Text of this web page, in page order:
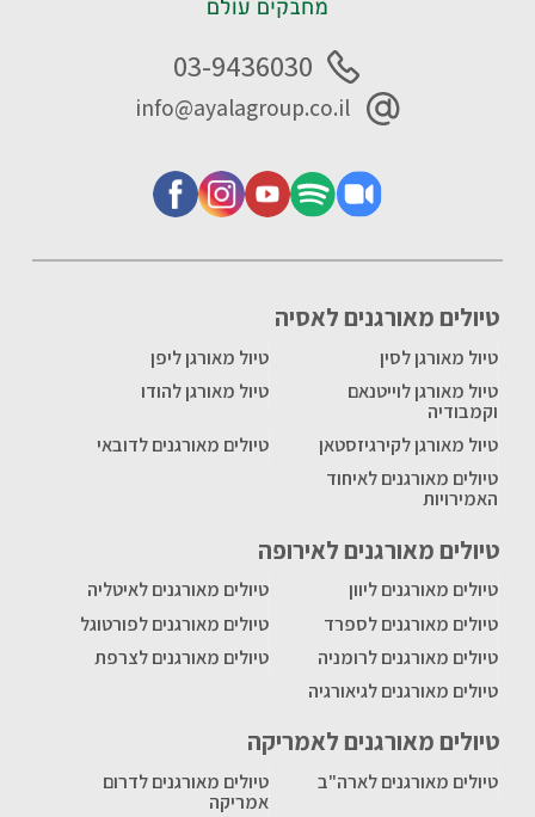
טיולים מאורגנים לאסיה
טיול מאורגן לסין
טיול מאורגן ליפן
טיול מאורגן לוייטנאם
וקמבודיה
טיול מאורגן להודו
טיול מאורגן לקירגיזסטאן
טיולים מאורגנים לדובאי
טיולים מאורגנים לאיחוד
האמירויות
טיולים מאורגנים לאירופה
טיולים מאורגנים ליוון
טיולים מאורגנים לאיטליה
טיולים מאורגנים לספרד
טיולים מאורגנים לפורטוגל
טיולים מאורגנים לרומניה
טיולים מאורגנים לצרפת
טיולים מאורגנים לגיאורגיה
טיולים מאורגנים לאמריקה
טיולים מאורגנים לארה"ב
טיולים מאורגנים לדרום
אמריקה
03-9436030
info@ayalagroup.co.il